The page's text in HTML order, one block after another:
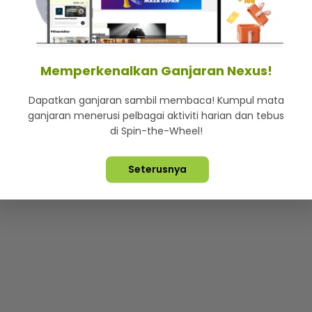
Lebih hot, viral dan sensasi
Terpelihara © 2026. Star Media Group Berhad [197101000523
Memperkenalkan Ganjaran Nexus!
Dapatkan ganjaran sambil membaca! Kumpul mata
ganjaran menerusi pelbagai aktiviti harian dan tebus
di Spin-the-Wheel!
Seterusnya